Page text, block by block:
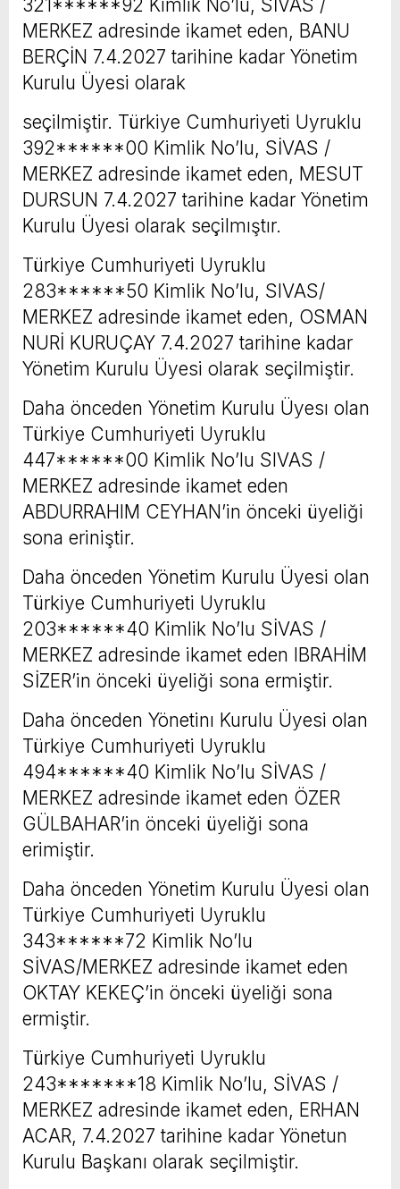
321******92 Kimlik No’lu, SİVAS /
MERKEZ adresinde ikamet eden, BANU
BERÇİN 7.4.2027 tarihine kadar Yönetim
Kurulu Üyesi olarak
seçilmiştir. Türkiye Cumhuriyeti Uyruklu
392******00 Kimlik No’lu, SİVAS /
MERKEZ adresinde ikamet eden, MESUT
DURSUN 7.4.2027 tarihine kadar Yönetim
Kurulu Üyesi olarak seçilmıştır.
Türkiye Cumhuriyeti Uyruklu
283******50 Kimlik No’lu, SIVAS/
MERKEZ adresinde ikamet eden, OSMAN
NURİ KURUÇAY 7.4.2027 tarihine kadar
Yönetim Kurulu Üyesi olarak seçilmiştir.
Daha önceden Yönetim Kurulu Üyesı olan
Türkiye Cumhuriyeti Uyruklu
447******00 Kimlik No’lu SIVAS /
MERKEZ adresinde ikamet eden
ABDURRAHIM CEYHAN’in önceki üyeliği
sona eriniştir.
Daha önceden Yönetim Kurulu Üyesi olan
Türkiye Cumhuriyeti Uyruklu
203******40 Kimlik No’lu SİVAS /
MERKEZ adresinde ikamet eden IBRAHİM
SİZER’in önceki üyeliği sona ermiştir.
Daha önceden Yönetinı Kurulu Üyesi olan
Türkiye Cumhuriyeti Uyruklu
494******40 Kimlik No’lu SİVAS /
MERKEZ adresinde ikamet eden ÖZER
GÜLBAHAR’in önceki üyeliği sona
erimiştir.
Daha önceden Yönetim Kurulu Üyesi olan
Türkiye Cumhuriyeti Uyruklu
343******72 Kimlik No’lu
SİVAS/MERKEZ adresinde ikamet eden
OKTAY KEKEÇ’in önceki üyeliği sona
ermiştir.
Türkiye Cumhuriyeti Uyruklu
243*******18 Kimlik No’lu, SİVAS /
MERKEZ adresinde ikamet eden, ERHAN
ACAR, 7.4.2027 tarihine kadar Yönetun
Kurulu Başkanı olarak seçilmiştir.